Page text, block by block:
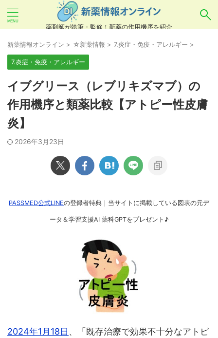
薬剤師が執筆・監修！新薬の作用機序を紹介
あいまい検索（例：ひらがな、誤字）には対応し
ていませんので、製品名・一般名・キーワードな
どをカタカナでご入力ください。
良い例：テセントリク
悪い例：てせんとりく テセンタリク
新薬情報オンライン > ☆新薬情報 > 7.炎症・免疫・アレルギー >
7.炎症・免疫・アレルギー
イブグリース（レブリキズマブ）の
作用機序と類薬比較【アトピー性皮膚
炎】
2026年3月23日
PASSMED公式LINEの登録者特典｜当サイトに掲載している図表の元デ
ータ＆学習支援AI 薬科GPTをプレゼント♪
2024年1月18日 、「既存治療で効果不十分なアトピ